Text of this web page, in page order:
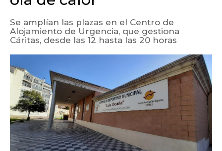
Las duchas del complejo Luis Ocaña estarán
disponibles para las personas derivadas por Cáritas
Cuenca. (Foto de ARCHIVO)
ARCHIVO